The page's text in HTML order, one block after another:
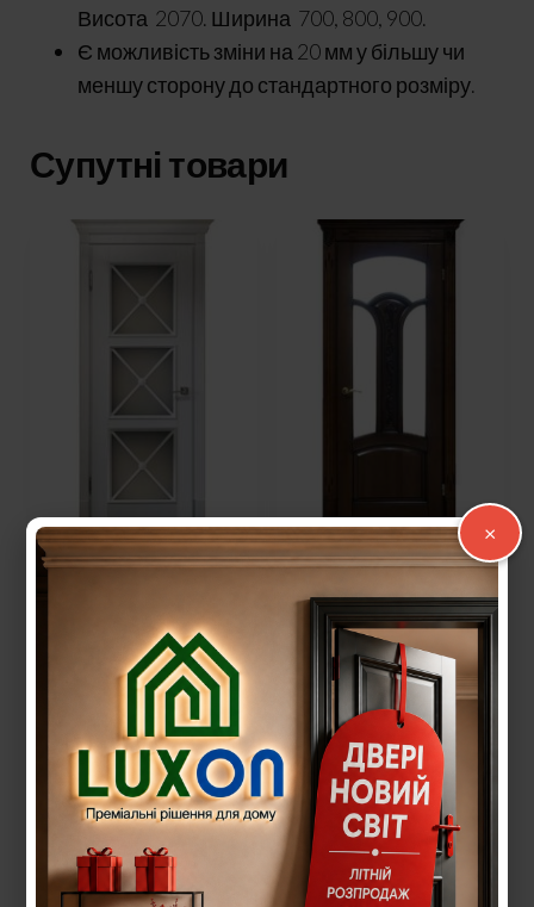
Висота 2070. Ширина 700, 800, 900.
Є можливість зміни на 20 мм у більшу чи
меншу сторону до стандартного розміру.
Супутні товари
Міжкімнатні двері з
16 087,00 грн.
Читати далі
Міжкімнатні двері з
19 275,00грн.
Читати далі
×